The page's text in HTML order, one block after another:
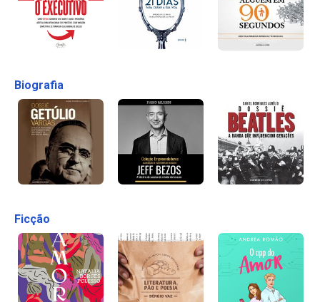
Biografia
Ficção